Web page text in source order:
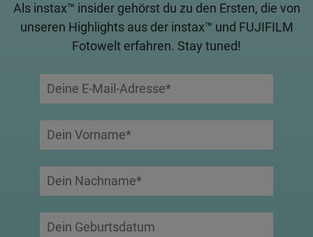
Als instax™ insider gehörst du zu den Ersten, die von
unseren Highlights aus der instax™ und FUJIFILM
Fotowelt erfahren. Stay tuned!